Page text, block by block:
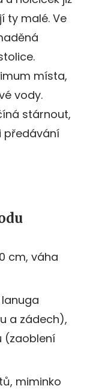
ty malé. Ve
místa,
vody.
stárnout,
předávání
cm, váha
a zádech),
(zaoblení
miminko